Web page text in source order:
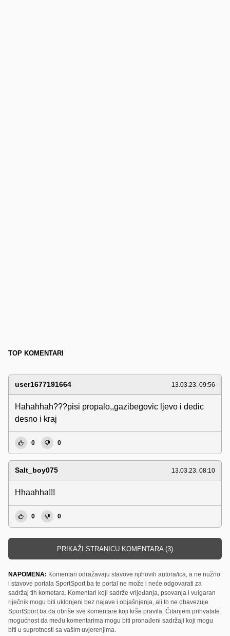
TOP KOMENTARI
user1677191664 13.03.23. 09:56
Hahahhah???pisi propalo,,gazibegovic ljevo i dedic
desno i kraj
0 0
Salt_boy075 13.03.23. 08:10
Hhaahha!!!
0 0
PRIKAŽI STRANICU KOMENTARA (3)
NAPOMENA: Komentari odražavaju stavove njihovih autora/ica, a ne nužno
i stavove portala SportSport.ba te portal ne može i neće odgovarati za
sadržaj tih kometara. Komentari koji sadrže vrijeđanja, psovanja i vulgaran
riječnik mogu biti uklonjeni bez najave i objašnjenja, ali to ne obavezuje
SportSport.ba da obriše sve komentare koji krše pravila. Čitanjem prihvatate
mogućnost da među komentarima mogu biti pronađeni sadržaji koji mogu
biti u suprotnosti sa vašim uvjerenjima.